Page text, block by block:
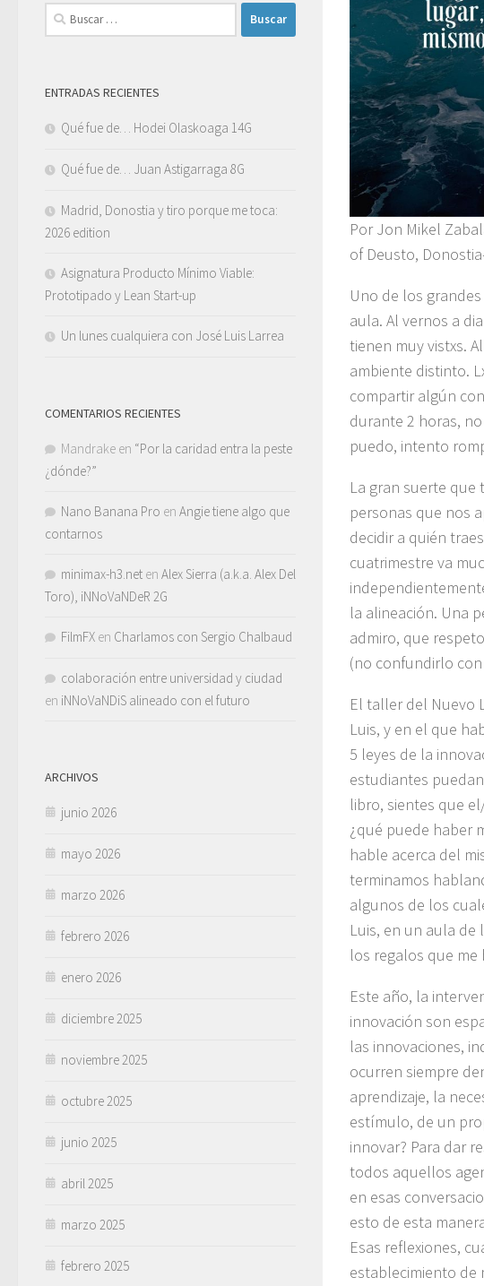
Por Jon Mikel
of Deusto,
Uno de los
aula. Al vernos a
tienen muy vistxs.
ambiente distinto.
compartir algún
durante 2 horas,
puedo, intento
La gran suerte que
personas que nos
decidir a quién
cuatrimestre va
la alineación. Una
admiro, que
(no confundirlo con
El taller del Nuevo
Luis, y en el que
5 leyes de la
estudiantes
libro, sientes que
¿qué puede haber
hable acerca del
terminamos
algunos de los
Luis, en un aula
los regalos que me
Este año, la
innovación son
las innovaciones,
ocurren siempre
aprendizaje, la
estímulo, de un
innovar? Para dar
todos aquellos
en esas
esto de esta
Esas reflexiones,
establecimiento de
Buscar:
ENTRADAS RECIENTES
Qué fue de… Hodei Olaskoaga 14G
Qué fue de… Juan Astigarraga 8G
Madrid, Donostia y tiro porque me toca:
2026 edition
Asignatura Producto Mínimo Viable:
Prototipado y Lean Start-up
Un lunes cualquiera con José Luis Larrea
COMENTARIOS RECIENTES
Mandrake en “Por la caridad entra la peste
¿dónde?”
Nano Banana Pro en Angie tiene algo que
contarnos
minimax-h3.net en Alex Sierra (a.k.a. Alex Del
Toro), iNNoVaNDeR 2G
FilmFX en Charlamos con Sergio Chalbaud
colaboración entre universidad y ciudad
en iNNoVaNDiS alineado con el futuro
ARCHIVOS
junio 2026
mayo 2026
marzo 2026
febrero 2026
enero 2026
diciembre 2025
noviembre 2025
octubre 2025
junio 2025
abril 2025
marzo 2025
febrero 2025